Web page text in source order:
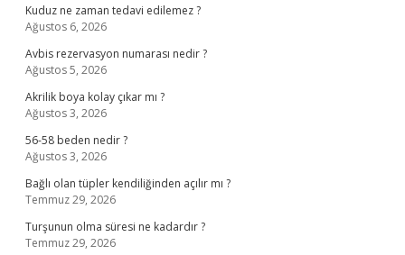
Kuduz ne zaman tedavi edilemez ?
Ağustos 6, 2026
Avbis rezervasyon numarası nedir ?
Ağustos 5, 2026
Akrilik boya kolay çıkar mı ?
Ağustos 3, 2026
56-58 beden nedir ?
Ağustos 3, 2026
Bağlı olan tüpler kendiliğinden açılır mı ?
Temmuz 29, 2026
Turşunun olma süresi ne kadardır ?
Temmuz 29, 2026